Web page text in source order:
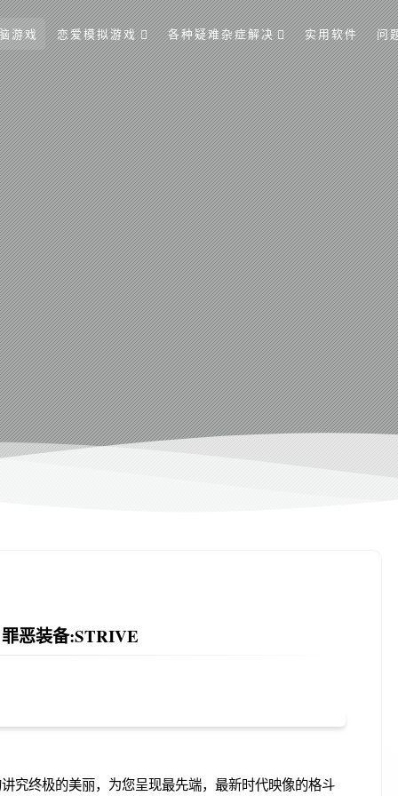
游戏 恋爱模拟游戏 各种疑难杂症解决 实用软件 问
恶装备:STRIVE
究终极的美丽，为您呈现最先端，最新时代映像的格斗